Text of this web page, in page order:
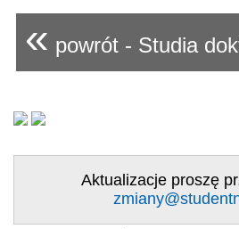
« powrót - Studia
Aktualizacje proszę